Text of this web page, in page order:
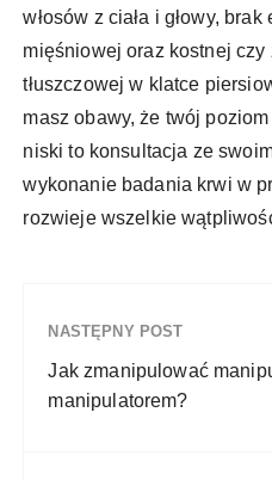
włosów z ciała i głowy,
mięśniowej oraz kostnej
tłuszczowej w klatce
masz obawy, że twój
niski to konsultacja ze
wykonanie badania krwi w
rozwieje wszelkie
NASTĘPNY POST
Jak zmanipulować
manipulatorem?